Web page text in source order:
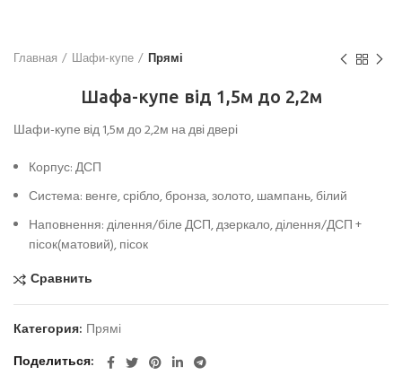
Главная Шафи-купе Прямі
Шафа-купе від 1,5м до 2,2м
Шафи-купе від 1,5м до 2,2м на дві двері
Корпус: ДСП
Система: венге, срібло, бронза, золото, шампань, білий
Наповнення: ділення/біле ДСП, дзеркало, ділення/ДСП +
пісок(матовий), пісок
Сравнить
Категория: Прямі
Поделиться